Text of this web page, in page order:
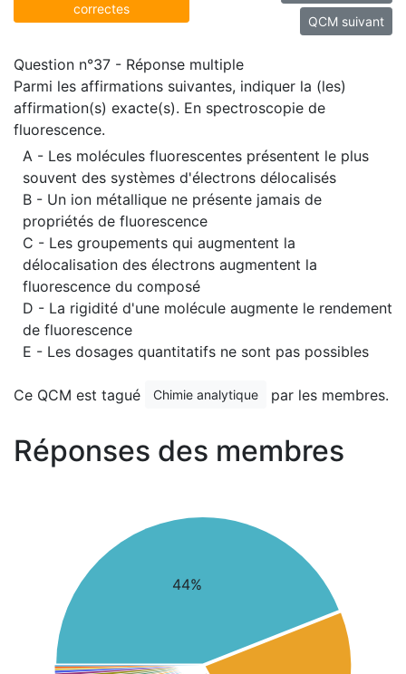
correctes
QCM suivant
Question n°37 - Réponse multiple
Parmi les affirmations suivantes, indiquer la (les)
affirmation(s) exacte(s). En spectroscopie de
fluorescence.
A - Les molécules fluorescentes présentent le plus
souvent des systèmes d'électrons délocalisés
B - Un ion métallique ne présente jamais de
propriétés de fluorescence
C - Les groupements qui augmentent la
délocalisation des électrons augmentent la
fluorescence du composé
D - La rigidité d'une molécule augmente le rendement
de fluorescence
E - Les dosages quantitatifs ne sont pas possibles
Ce QCM est tagué Chimie analytique par les membres.
Réponses des membres
44%